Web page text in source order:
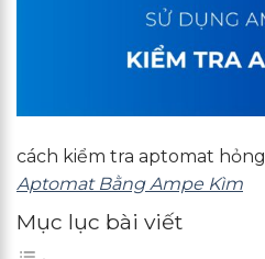
cách kiểm tra aptomat hỏng
Aptomat Bằng Ampe Kìm
Mục lục bài viết